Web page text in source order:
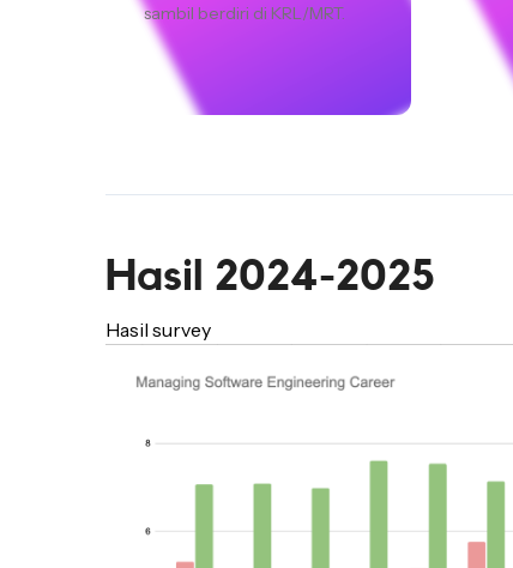
sambil berdiri di KRL/MRT.
Hasil 2024-2025
Hasil survey